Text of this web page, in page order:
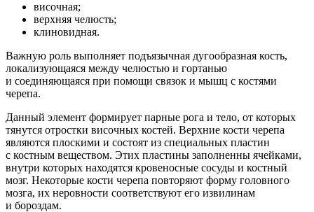
височная;
верхняя челюсть;
клиновидная.
Важную роль выполняет подъязычная дугообразная кость,
локализующаяся между челюстью и гортанью
и соединяющаяся при помощи связок и мышц с костями
черепа.
Данный элемент формирует парные рога и тело, от которых
тянутся отростки височных костей. Верхние кости черепа
являются плоскими и состоят из специальных пластин
с костным веществом. Этих пластины заполненны ячейками,
внутри которых находятся кровеносные сосуды и костный
мозг. Некоторые кости черепа повторяют форму головного
мозга, их неровности соответствуют его извилинам
и бороздам.